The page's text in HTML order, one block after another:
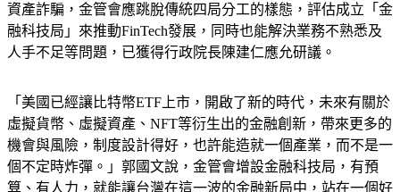
他在上一屆立法院會期曾在總質詢提出，處理日益猖獗的虛擬
資產詐騙，金管會應跳脫傳統四局分工的樣態，評估成立「金
融科技局」來推動FinTech發展，同時也能解決業務不熟悉及
「美國已經讓比特幣ETF上市，開啟了新的時代，未來有關於
虛擬貨幣、虛擬資產、NFT等衍生出的金融創新，帶來更多的
機會與風險，制度設計得好，也許能造就一個產業，而不是一
個不定時炸彈。」郭國文說，金管會增設金融科技局，有預